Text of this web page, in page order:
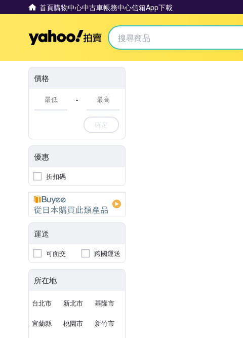
首頁購物中心中古車帳務中心信箱App下載
Yahoo拍賣
價格
-
確定
優惠
折扣碼
運送
可面交 跨國運送
所在地
台北市 新北市 基隆市
宜蘭縣 桃園市 新竹市